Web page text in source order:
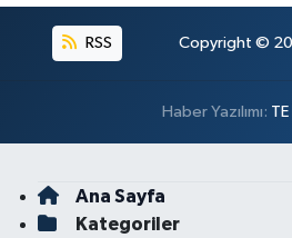
RSS Copyright ©
Haber Yazılımı:
Ana Sayfa
Kategoriler